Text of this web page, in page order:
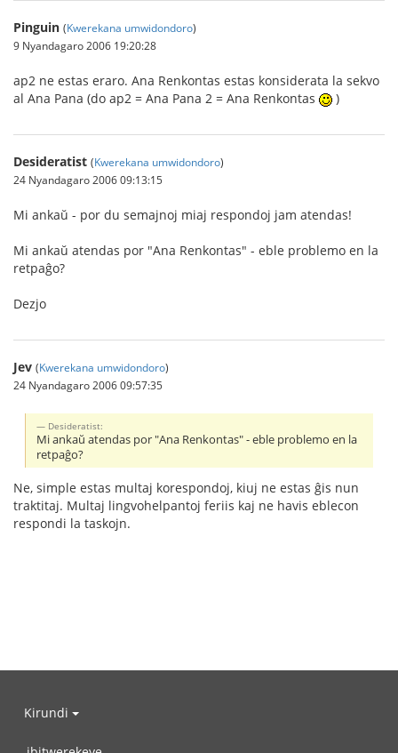
Pinguin (Kwerekana umwidondoro)
9 Nyandagaro 2006 19:20:28
ap2 ne estas eraro. Ana Renkontas estas konsiderata la sekvo
al Ana Pana (do ap2 = Ana Pana 2 = Ana Renkontas
)
Desideratist (Kwerekana umwidondoro)
24 Nyandagaro 2006 09:13:15
Mi ankaŭ - por du semajnoj miaj respondoj jam atendas!
Mi ankaŭ atendas por "Ana Renkontas" - eble problemo en la
retpaĝo?
Dezjo
Jev (Kwerekana umwidondoro)
24 Nyandagaro 2006 09:57:35
Desideratist:
Mi ankaŭ atendas por "Ana Renkontas" - eble problemo en la
retpaĝo?
Ne, simple estas multaj korespondoj, kiuj ne estas ĝis nun
traktitaj. Multaj lingvohelpantoj feriis kaj ne havis eblecon
respondi la taskojn.
Kirundi